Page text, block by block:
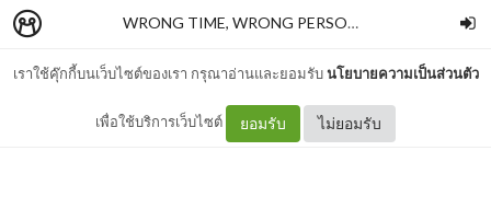
เราใช้คุ๊กกี้บนเว็บไซต์ของเรา กรุณาอ่านและยอมรับนโยบายความเป็นส่วนตัว
เพื่อใช้บริการเว็บไซต์ ยอมรับ ไม่ยอมรับ
WRONG TIME, WRONG PERSON | WayV Fan Fiction #LuXiao #HenXiao
Chapter 4 [The End]